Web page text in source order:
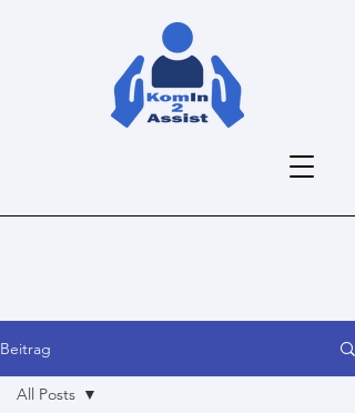
Beitrag
All Posts